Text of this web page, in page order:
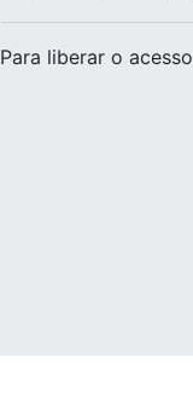
Para liberar o acesso